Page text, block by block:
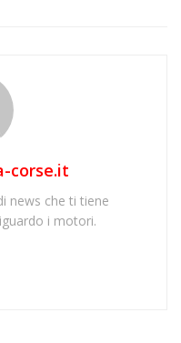
corse.it
news che ti tiene
i motori.